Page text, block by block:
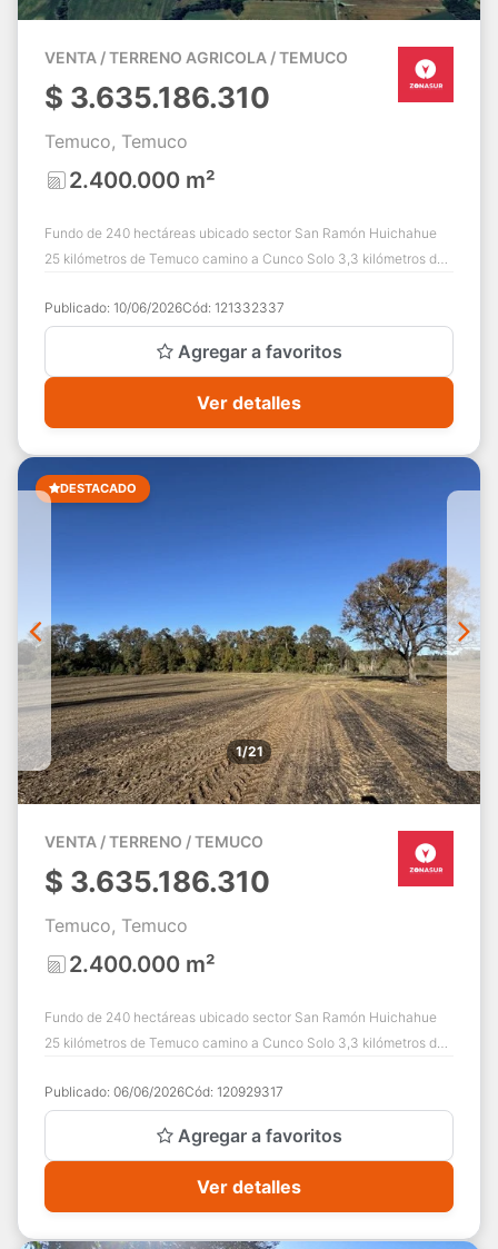
VENTA / TERRENO AGRICOLA / TEMUCO
$ 3.635.186.310
Temuco, Temuco
2.400.000 m²
Fundo de 240 hectáreas ubicado sector San Ramón Huichahue
25 kilómetros de Temuco camino a Cunco Solo 3,3 kilómetros de
Publicado: 10/06/2026Cód: 121332337
Agregar a favoritos
Ver detalles
DESTACADO
1/21
VENTA / TERRENO / TEMUCO
$ 3.635.186.310
Temuco, Temuco
2.400.000 m²
Fundo de 240 hectáreas ubicado sector San Ramón Huichahue
25 kilómetros de Temuco camino a Cunco Solo 3,3 kilómetros de
Publicado: 06/06/2026Cód: 120929317
Agregar a favoritos
Ver detalles